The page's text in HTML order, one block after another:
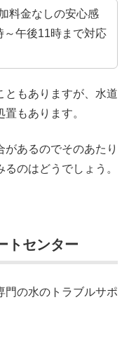
料金なしの安心感
～午後11時まで対応
ともありますが、水道
もあります。
あるのでそのあたり
のはどうでしょう。
トセンター
門の水のトラブルサポ